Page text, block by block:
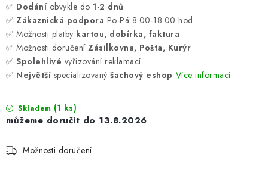
✅ Dodání obvykle do 1-2 dnů
✅ Zákaznická podpora Po-Pá 8:00-18:00 hod.
✅ Možnosti platby kartou, dobírka, faktura
✅ Možnosti doručení Zásilkovna, Pošta, Kurýr
✅ Spolehlivé vyřizování reklamací
✅ Největší specializovaný šachový eshop Více informací
Skladem (1 ks)
13.8.2026
Možnosti doručení